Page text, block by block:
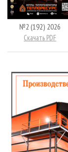
№2 (192) 2026
Скачать PDF